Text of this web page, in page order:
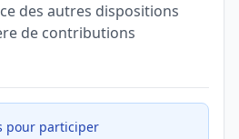
des autres dispositions
de contributions
pour participer